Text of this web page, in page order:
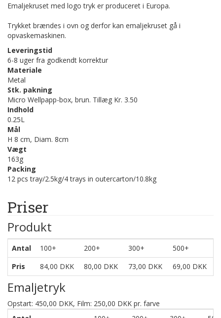
Emaljekruset med logo tryk er produceret i Europa.
Trykket brændes i ovn og derfor kan emaljekruset gå i
opvaskemaskinen.
Leveringstid
6-8 uger fra godkendt korrektur
Materiale
Metal
Stk. pakning
Micro Wellpapp-box, brun. Tillæg Kr. 3.50
Indhold
0.25L
Mål
H 8 cm, Diam. 8cm
Vægt
163g
Packing
12 pcs tray/2.5kg/4 trays in outercarton/10.8kg
Priser
Produkt
Antal 100+ 200+ 300+
500+
Pris
84,00 DKK 80,00 DKK 73,00 DKK 69,00 DKK
Emaljetryk
Opstart: 450,00 DKK, Film: 250,00 DKK pr. farve